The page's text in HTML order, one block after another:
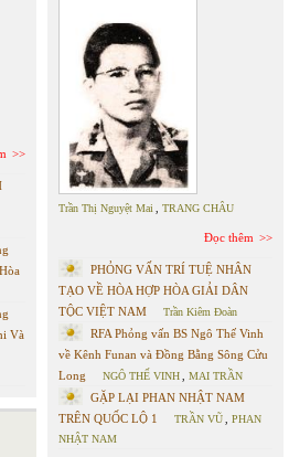
Và
Trần Thị Nguyệt Mai TRANG CHÂU
Đọc thêm
PHỎNG VẤN TRÍ TUỆ NHÂN
TẠO VỀ HÒA HỢP HÒA GIẢI DÂN
TỘC VIỆT NAM
Trần Kiêm Đoàn
RFA Phỏng vấn BS Ngô Thế Vinh
về Kênh Funan và Đồng Bằng Sông Cửu
Long
NGÔ THẾ VINH MAI TRẦN
GẶP LẠI PHAN NHẬT NAM
TRÊN QUỐC LỘ 1
TRẦN VŨ
PHAN
NHẬT NAM